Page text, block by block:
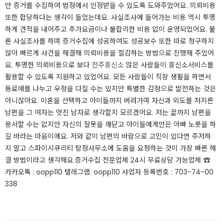
만 증거를 수집하여 법정에서 인정받을 수 있도록 도와주었어요. 의뢰비용
또한 합당하다는 생각이 들었는데요. 사실조사에 들어가는 비용 역시 투명
하게 견적을 내어주고 추가요금이나 불합리한 비용 없이 운영되었어요. 물
론 사실조사를 하며 증거수집에 성공하여도 성공보수 또한 따로 청구하지
않아 빠르게 사건을 해결해 의뢰비용을 절감하는 방법으로 진행해 주었어
요. 투명한 의뢰비용으로 보다 전주흥신소 많은 사람들이 흥신소서비스를
활용할 수 있도록 지원하고 있었어요. 모든 사람들이 직장 생활을 하면서
동료애를 나누고 우정을 다질 수는 있지만 특별한 감정으로 발전하는 것은
아니잖아요. 이혼을 선택하고 아이들까지 버려가며 자신과 외도를 저지른
남편을 그 여자는 멋진 남자로 생각할지 모르겠어요. 저는 끝까지 남편을
용서할 수는 없지만 자신의 잘못을 깨닫고 아이들에게만은 아빠 노릇을 하
길 바라는 마음이에요. 저와 같이 남편의 바람으로 고민이 있다면 주저하
지 말고 스파이시큐리티 탐정사무소에 도움을 요청하는 것이 가장 빠른 해
결 방법이라고 생각해요. ​증거수집 전문업체 24시 무료상담 가능업체 ☎
카카오톡 : oopp110 텔레그램: oopp110 사업자 등록번호 : 703-74-00
338